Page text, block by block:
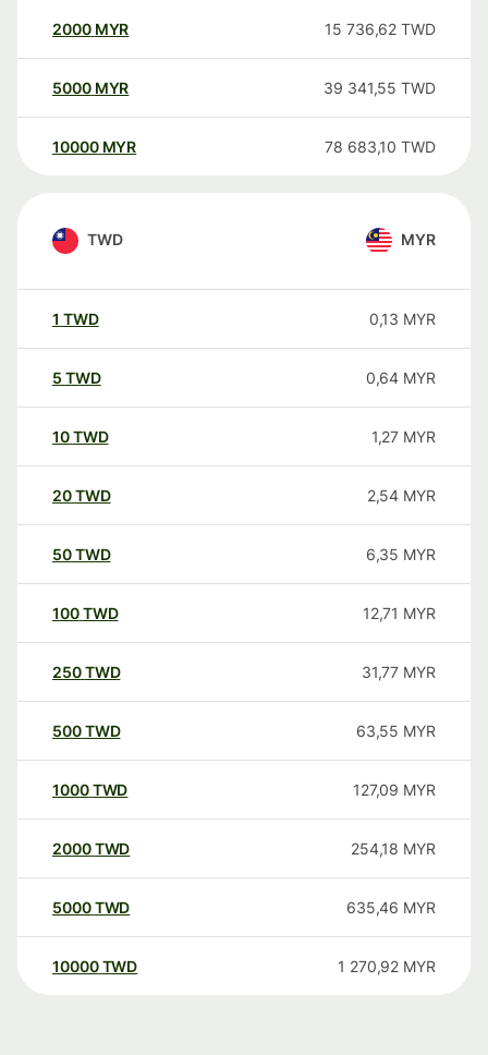
2000 MYR 15 736,62 TWD
5000 MYR 39 341,55 TWD
10000 MYR 78 683,10 TWD
TWD MYR
1 TWD 0,13 MYR
5 TWD 0,64 MYR
10TWD 1,27 MYR
20TWD 2,54 MYR
50TWD 6,35 MYR
100TWD 12,71 MYR
250TWD 31,77 MYR
500TWD 63,55 MYR
1000TWD 127,09 MYR
2000TWD 254,18 MYR
5000TWD 635,46 MYR
10000 TWD 1 270,92 MYR